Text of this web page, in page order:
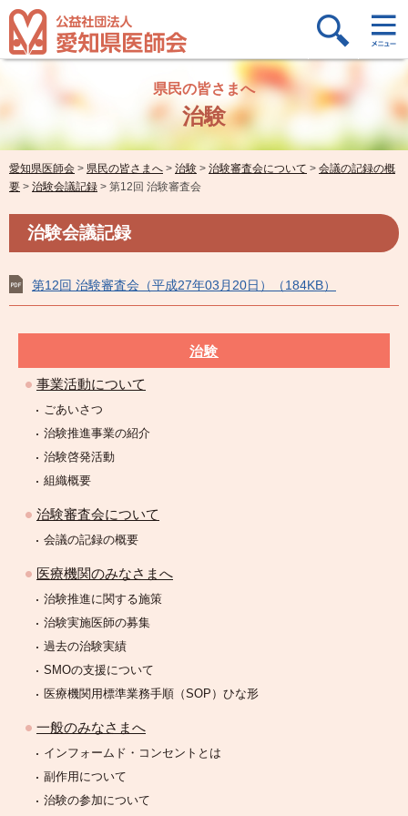
県民の皆さまへ
治験
愛知県医師会 > 県民の皆さまへ > 治験 > 治験審査会について > 会議の記録の概
要 > 治験会議記録 > 第12回 治験審査会
治験会議記録
第12回 治験審査会（平成27年03月20日）（184KB）
治験
事業活動について
ごあいさつ
治験推進事業の紹介
治験啓発活動
組織概要
治験審査会について
会議の記録の概要
医療機関のみなさまへ
治験推進に関する施策
治験実施医師の募集
過去の治験実績
SMOの支援について
医療機関用標準業務手順（SOP）ひな形
一般のみなさまへ
インフォームド・コンセントとは
副作用について
治験の参加について